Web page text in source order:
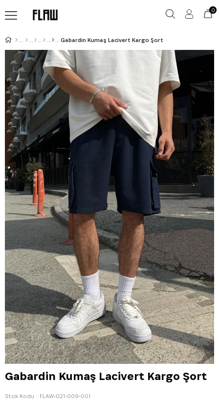
0
Gabardin Kumaş Lacivert Kargo Şort
Gabardin Kumaş Lacivert Kargo Şort
Stok Kodu
FLAW-021-009-001